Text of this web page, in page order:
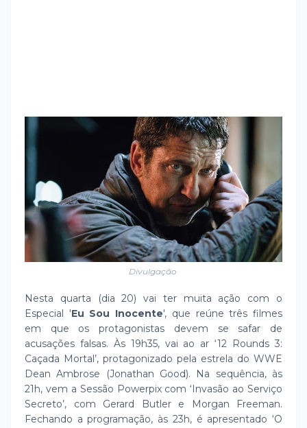
Divulgação
Nesta quarta (dia 20) vai ter muita ação com o
Especial 'Eu Sou Inocente', que reúne três filmes
em que os protagonistas devem se safar de
acusações falsas. Às 19h35, vai ao ar ‘12 Rounds 3:
Caçada Mortal’, protagonizado pela estrela do WWE
Dean Ambrose (Jonathan Good). Na sequência, às
21h, vem a Sessão Powerpix com ‘Invasão ao Serviço
Secreto’, com Gerard Butler e Morgan Freeman.
Fechando a programação, às 23h, é apresentado ‘O